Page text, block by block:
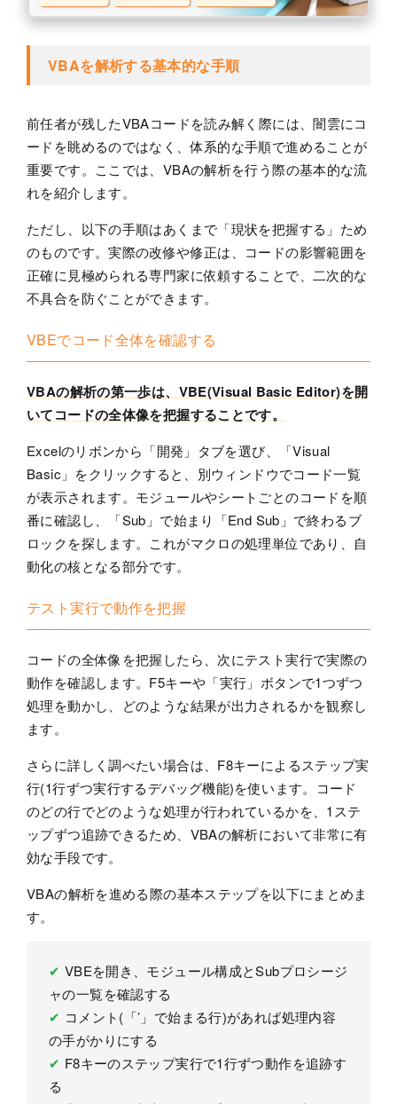
VBAを解析する基本的な手順
前任者が残したVBAコードを読み解く際には、闇雲にコ
ードを眺めるのではなく、体系的な手順で進めることが
重要です。ここでは、VBAの解析を行う際の基本的な流
れを紹介します。
ただし、以下の手順はあくまで「現状を把握する」ため
のものです。実際の改修や修正は、コードの影響範囲を
正確に見極められる専門家に依頼することで、二次的な
不具合を防ぐことができます。
VBEでコード全体を確認する
VBAの解析の第一歩は、VBE(Visual Basic Editor)を開
いてコードの全体像を把握することです。
Excelのリボンから「開発」タブを選び、「Visual
Basic」をクリックすると、別ウィンドウでコード一覧
が表示されます。モジュールやシートごとのコードを順
番に確認し、「Sub」で始まり「End Sub」で終わるブ
ロックを探します。これがマクロの処理単位であり、自
動化の核となる部分です。
テスト実行で動作を把握
コードの全体像を把握したら、次にテスト実行で実際の
動作を確認します。F5キーや「実行」ボタンで1つずつ
処理を動かし、どのような結果が出力されるかを観察し
ます。
さらに詳しく調べたい場合は、F8キーによるステップ実
行(1行ずつ実行するデバッグ機能)を使います。コード
のどの行でどのような処理が行われているかを、1ステ
ップずつ追跡できるため、VBAの解析において非常に有
効な手段です。
VBAの解析を進める際の基本ステップを以下にまとめま
す。
✔ VBEを開き、モジュール構成とSubプロシージ
ャの一覧を確認する
✔ コメント(「’」で始まる行)があれば処理内容
の手がかりにする
✔ F8キーのステップ実行で1行ずつ動作を追跡す
る